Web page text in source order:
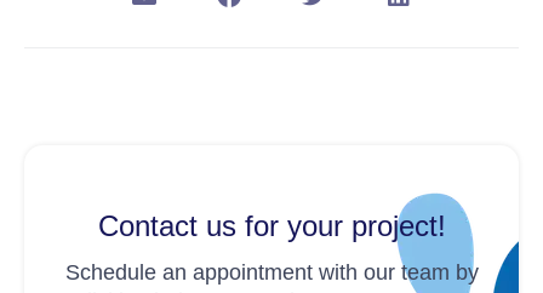
Contact us for your project!
Schedule an appointment with our team by